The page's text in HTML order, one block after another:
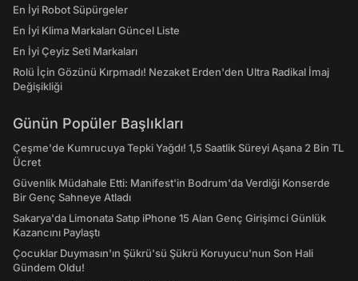
En İyi Robot Süpürgeler
En İyi Klima Markaları Güncel Liste
En İyi Çeyiz Seti Markaları
Rolü İçin Gözünü Kırpmadı! Nezaket Erden'den Ultra Radikal İmaj
Değişikliği
Günün Popüler Başlıkları
Çeşme'de Kumrucuya Tepki Yağdı! 1,5 Saatlik Süreyi Aşana 2 Bin TL
Ücret
Güvenlik Müdahale Etti: Manifest'in Bodrum'da Verdiği Konserde
Bir Genç Sahneye Atladı
Sakarya'da Limonata Satıp iPhone 15 Alan Genç Girişimci Günlük
Kazancını Paylaştı
Çocuklar Duymasın'ın Şükrü'sü Şükrü Koruyucu'nun Son Hali
Gündem Oldu!